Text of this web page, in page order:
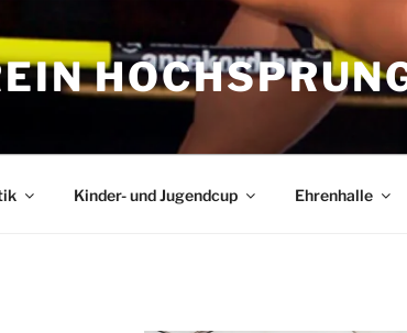
Kinder- und Jugendcup Ehrenhalle